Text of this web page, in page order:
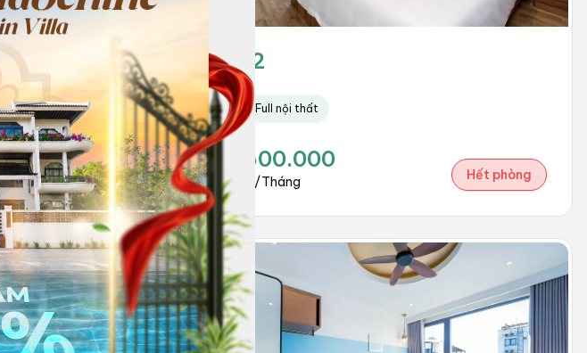
Hết phòng
402
Full nội thất
7.500.000
đồng/Tháng Hết phòng